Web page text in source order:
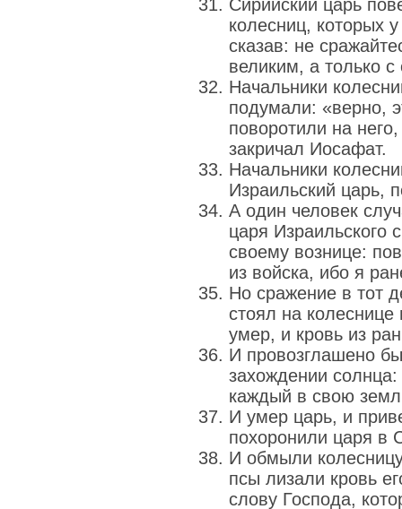
Сирийский царь
колесниц, которых
сказав: не
великим, а только
Начальники
подумали: «верно,
поворотили на
закричал Иосафат.
Начальники
Израильский царь,
А один человек
царя Израильского
своему вознице:
из войска, ибо я
Но сражение в тот
стоял на
умер, и кровь из
И провозглашено
захождении
каждый в свою
И умер царь, и
похоронили царя в
И обмыли
псы лизали кровь
слову Господа,